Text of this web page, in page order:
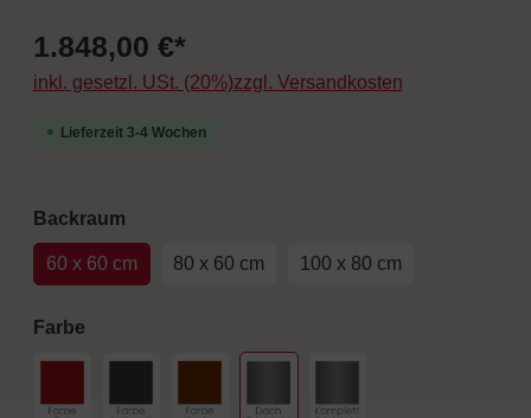
1.848,00 €*
inkl. gesetzl. USt. (20%)zzgl. Versandkosten
Lieferzeit 3-4 Wochen
Backraumauswählen
60 x 60 cm 80 x 60 cm 100 x 80 cm
Farbeauswählen
Farbe RotFarbe Anthrazit
Farbe KupferDach EdelstahlKomplett Edelstahl